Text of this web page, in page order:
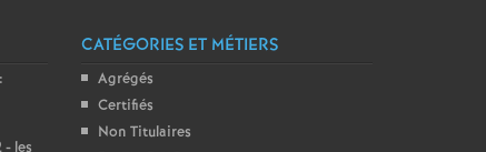
CATÉGORIES ET MÉTIERS
Agrégés
Certifiés
Non Titulaires